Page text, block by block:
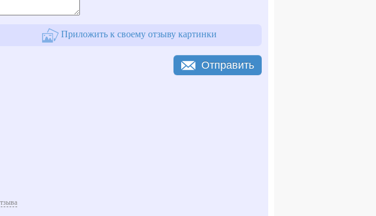
Приложить к своему отзыву картинки
Отправить